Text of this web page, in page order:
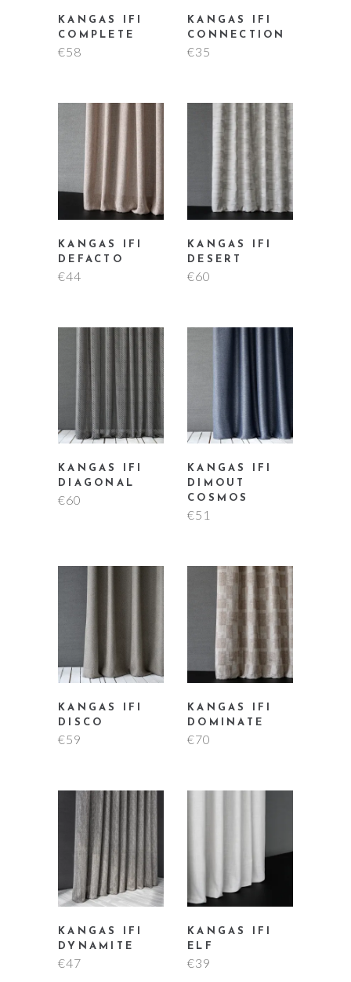
KANGAS IFI
COMPLETE
€58
KANGAS IFI
CONNECTION
€35
KANGAS IFI
DEFACTO
€44
KANGAS IFI
DESERT
€60
KANGAS IFI
DIAGONAL
€60
KANGAS IFI
DIMOUT
COSMOS
€51
KANGAS IFI
DISCO
€59
KANGAS IFI
DOMINATE
€70
KANGAS IFI
DYNAMITE
€47
KANGAS IFI
ELF
€39